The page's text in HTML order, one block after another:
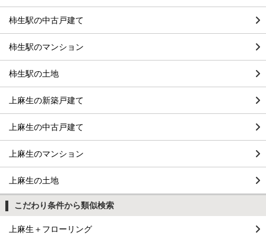
柿生駅の中古戸建て
柿生駅のマンション
柿生駅の土地
上麻生の新築戸建て
上麻生の中古戸建て
上麻生のマンション
上麻生の土地
こだわり条件から類似検索
上麻生＋フローリング